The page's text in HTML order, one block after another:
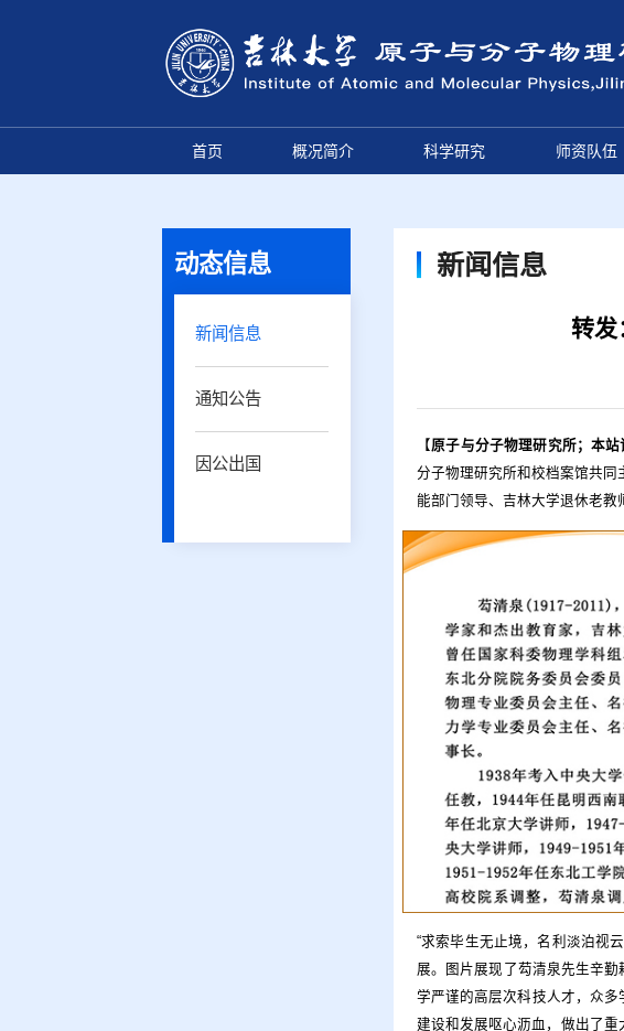
首页 概况简介 科学研究 师资队伍
动态信息
新闻信息
通知公告
因公出国
新闻信息
转发
【原子与分子物理研究所；本
分子物理研究所和校档案馆共同
能部门领导、吉林大学退休老教
“求索毕生无止境，名利淡泊视
展。图片展现了芶清泉先生辛
学严谨的高层次科技人才，众
建设和发展呕心沥血，做出了